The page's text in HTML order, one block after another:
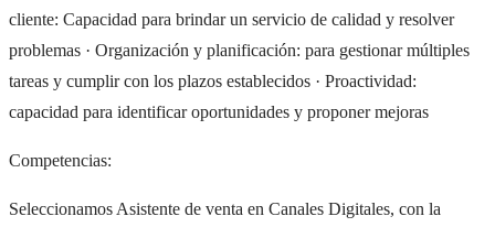
cliente: Capacidad para brindar un servicio de calidad y resolver
problemas · Organización y planificación: para gestionar múltiples
tareas y cumplir con los plazos establecidos · Proactividad:
capacidad para identificar oportunidades y proponer mejoras
Competencias:
Seleccionamos Asistente de venta en Canales Digitales, con la